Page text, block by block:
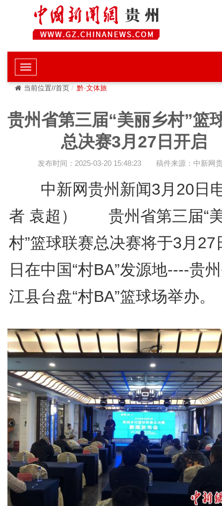
当前位置//首页 黔·文体旅
贵州省第三届“美丽乡村”篮
总决赛3月27日开启
发布时间：2025-03-20 15:48:23 稿件来源：中新网
中新网贵州新闻3月20日
者 袁超） 贵州省第三届“
村”篮球联赛总决赛将于3月27
日在中国“村BA”发源地----贵
江县台盘“村BA”篮球场举办。